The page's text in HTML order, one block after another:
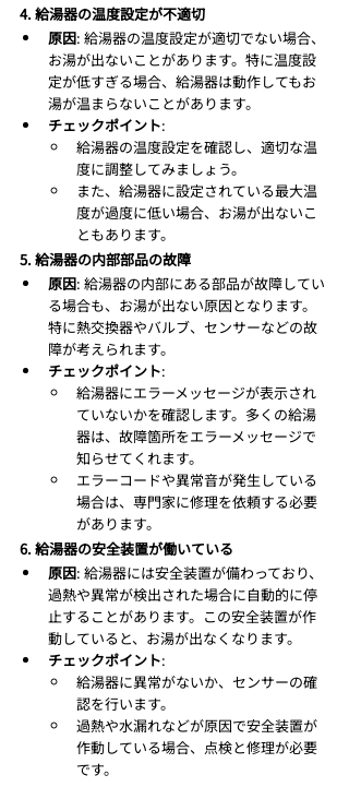
4. 給湯器の温度設定が不適切
原因: 給湯器の温度設定が適切でない場合、
お湯が出ないことがあります。特に温度設
定が低すぎる場合、給湯器は動作してもお
湯が温まらないことがあります。
チェックポイント:
給湯器の温度設定を確認し、適切な温
度に調整してみましょう。
また、給湯器に設定されている最大温
度が過度に低い場合、お湯が出ないこ
ともあります。
5. 給湯器の内部部品の故障
原因: 給湯器の内部にある部品が故障してい
る場合も、お湯が出ない原因となります。
特に熱交換器やバルブ、センサーなどの故
障が考えられます。
チェックポイント:
給湯器にエラーメッセージが表示され
ていないかを確認します。多くの給湯
器は、故障箇所をエラーメッセージで
知らせてくれます。
エラーコードや異常音が発生している
場合は、専門家に修理を依頼する必要
があります。
6. 給湯器の安全装置が働いている
原因: 給湯器には安全装置が備わっており、
過熱や異常が検出された場合に自動的に停
止することがあります。この安全装置が作
動していると、お湯が出なくなります。
チェックポイント:
給湯器に異常がないか、センサーの確
認を行います。
過熱や水漏れなどが原因で安全装置が
作動している場合、点検と修理が必要
です。